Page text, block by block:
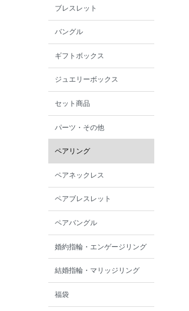
ブレスレット
バングル
ギフトボックス
ジュエリーボックス
セット商品
パーツ・その他
ペアリング
ペアネックレス
ペアブレスレット
ペアバングル
婚約指輪・エンゲージリング
結婚指輪・マリッジリング
福袋